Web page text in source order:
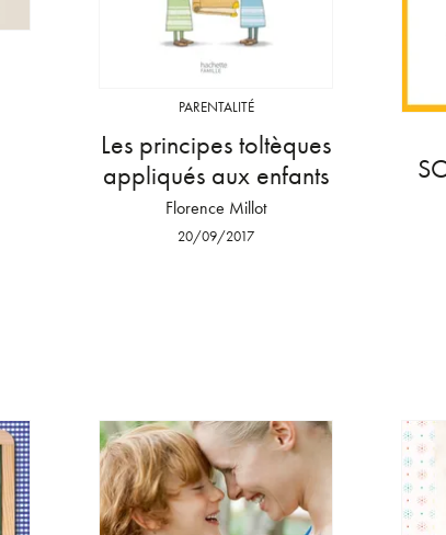
PARENTALITÉ
Les principes toltèques
appliqués aux enfants
Florence Millot
20/09/2017